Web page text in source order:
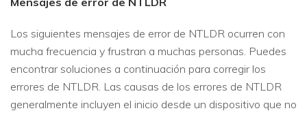
Los siguientes mensajes de error de NTLDR ocurren con
mucha frecuencia y frustran a muchas personas. Puedes
encontrar soluciones a continuación para corregir los
errores de NTLDR. Las causas de los errores de NTLDR
generalmente incluyen el inicio desde un dispositivo que no